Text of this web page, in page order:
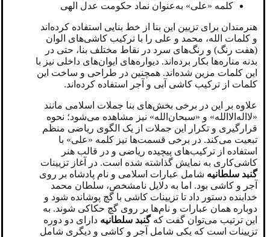
کلمه «علی» به‌عنوان نماد حکومت عدل الهی
هنرمندان برای تزیین این بنا از خط بنایی استفاده کرده‌اند
و کلمات الله، محمد و علی را با ترکیب کاشی‌های الوان
(هفت رنگ) و رنگ‌های سرد در نقاط مختلف بنا، حتی در
بدنه مناره‌ها بکار برده‌اند. دیواره‌های ایوان‌های داخلی نیز با
این کلمات مزین شده‌اند. همچنین در طراحی و ساخت این
کلمات از ترکیب کاشی آبی و آجر استفاده کرده‌اند.
علاوه ‌بر این در برخی بخش‌های بنا جملات اسلامی مانند
«لا‌اله‌الا‌الله» و «سبحان‌الله» نیز مشاهده می‌شود؛ نحوه
قرارگیری و تکرار این جملات از یک الگوی ریاضی منظم
تبعیت می‌کند. در برخی قسمت‌ها نیز کلمه «علی» با
استفاده از ترکیب‌های پیچیده ریاضی و در قالب هنر
کاشی‌کاری به نمایش گذاشته شده است. در آغاز تزیینات
گنبد سلطانیه شامل عبارات اسلامی و نام پادشاه بر روی
آجر و کاشی بود. اما به دلایل نامشخص، سلطان محمد
خدابنده دستور داد تا تزیینات کاشی با گچ پوشانده شود و
دوباره همان عبارات و نام‌ها بر روی گچ حکاکی شوند. به
این ترتیب می‌توان گفت کهگنبد سلطانیه دارای دو دوره
تزیینات است که یکی شامل آجر و کاشی و دیگری شامل